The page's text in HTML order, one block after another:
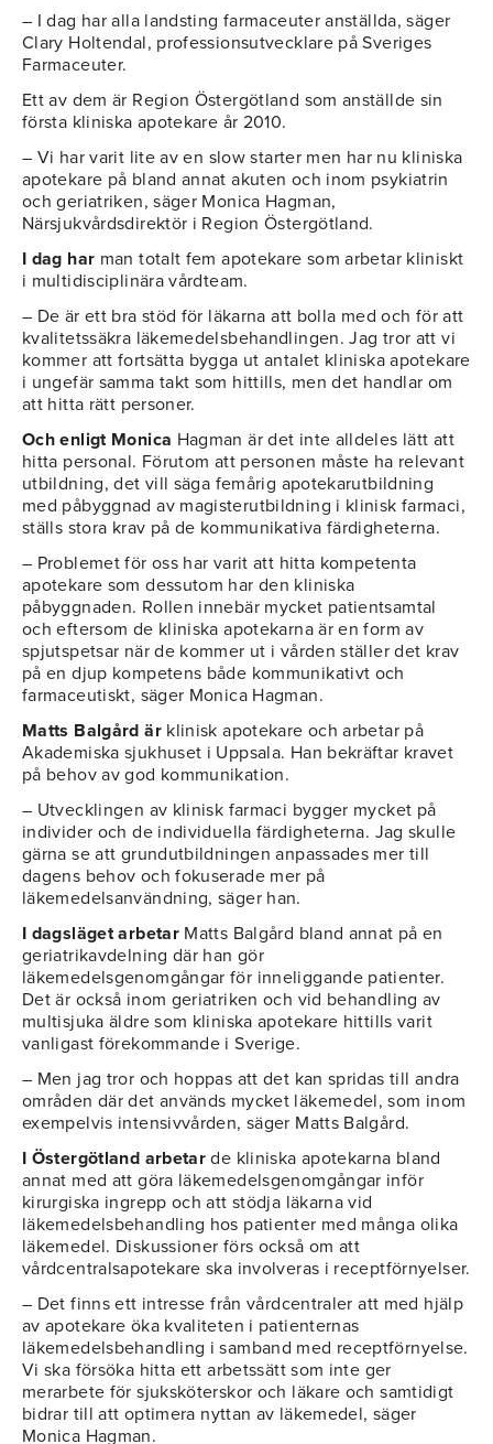
– I dag har alla landsting farmaceuter anställda, säger
Clary Holtendal, professionsutvecklare på Sveriges
Farmaceuter.
Ett av dem är Region Östergötland som anställde sin
första kliniska apotekare år 2010.
– Vi har varit lite av en slow starter men har nu kliniska
apotekare på bland annat akuten och inom psykiatrin
och geriatriken, säger Monica Hagman,
Närsjukvårdsdirektör i Region Östergötland.
I dag har man totalt fem apotekare som arbetar kliniskt
i multidisciplinära vårdteam.
– De är ett bra stöd för läkarna att bolla med och för att
kvalitetssäkra läkemedelsbehandlingen. Jag tror att vi
kommer att fortsätta bygga ut antalet kliniska apotekare
i ungefär samma takt som hittills, men det handlar om
att hitta rätt personer.
Och enligt Monica Hagman är det inte alldeles lätt att
hitta personal. Förutom att personen måste ha relevant
utbildning, det vill säga femårig apotekarutbildning
med påbyggnad av magisterutbildning i klinisk farmaci,
ställs stora krav på de kommunikativa färdigheterna.
– Problemet för oss har varit att hitta kompetenta
apotekare som dessutom har den kliniska
påbyggnaden. Rollen innebär mycket patientsamtal
och eftersom de kliniska apotekarna är en form av
spjutspetsar när de kommer ut i vården ställer det krav
på en djup kompetens både kommunikativt och
farmaceutiskt, säger Monica Hagman.
Matts Balgård är klinisk apotekare och arbetar på
Akademiska sjukhuset i Uppsala. Han bekräftar kravet
på behov av god kommunikation.
– Utvecklingen av klinisk farmaci bygger mycket på
individer och de individuella färdigheterna. Jag skulle
gärna se att grundutbildningen anpassades mer till
dagens behov och fokuserade mer på
läkemedelsanvändning, säger han.
I dagsläget arbetar Matts Balgård bland annat på en
geriatrikavdelning där han gör
läkemedelsgenomgångar för inneliggande patienter.
Det är också inom geriatriken och vid behandling av
multisjuka äldre som kliniska apotekare hittills varit
vanligast förekommande i Sverige.
– Men jag tror och hoppas att det kan spridas till andra
områden där det används mycket läkemedel, som inom
exempelvis intensivvården, säger Matts Balgård.
I Östergötland arbetarde kliniska apotekarna bland
annat med att göra läkemedelsgenomgångar inför
kirurgiska ingrepp och att stödja läkarna vid
läkemedelsbehandling hos patienter med många olika
läkemedel. Diskussioner förs också om att
vårdcentralsapotekare ska involveras i receptförnyelser.
– Det finns ett intresse från vårdcentraler att med hjälp
av apotekare öka kvaliteten i patienternas
läkemedelsbehandling i samband med receptförnyelse.
Vi ska försöka hitta ett arbetssätt som inte ger
merarbete för sjuksköterskor och läkare och samtidigt
bidrar till att optimera nyttan av läkemedel, säger
Monica Hagman.